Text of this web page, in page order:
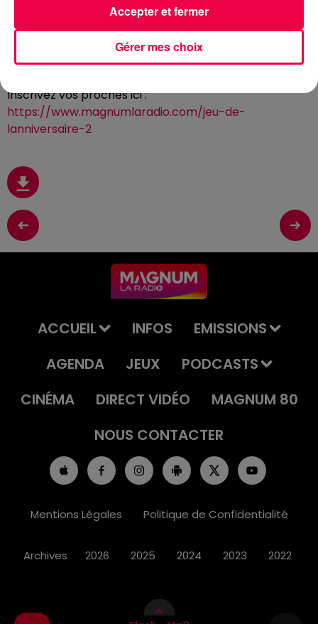
23 juin 2026 - 2 min 2 sec
(CLUB MAGNUM) LE JEU DE L'ANNIVERSAIRE
DU MARDI 23 JUIN
Inscrivez vos proches ici :
https://www.magnumlaradio.com/jeu-de-
lanniversaire-2
ACCUEIL INFOS
EMISSIONS
AGENDA
JEUX
PODCASTS
CINÉMA
DIRECT VIDÉO
MAGNUM 80
NOUS CONTACTER
Mentions Légales Politique de Confidentialité
Archives 2026 2025 2024 2023 2022
Gérer mes choix
Accepter et fermer